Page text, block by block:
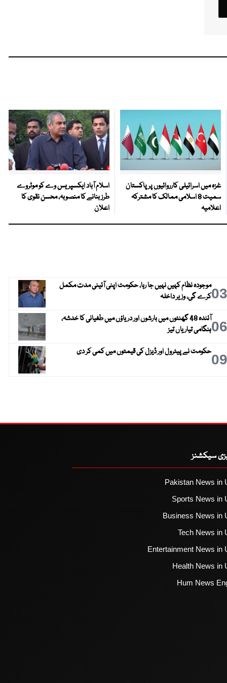
غزہ میں اسرائیلی کارروائیوں پر پاکستان
سمیت 8 اسلامی ممالک کا مشترکہ
اعلامیہ
اسلام آباد ایکسپریس وے کو موٹروے
طرز بنانے کا منصوبہ، محسن نقوی کا
اعلان
03موجودہ نظام کہیں نہیں جا رہا، حکومت اپنی آئینی مدت مکمل
کرے گی، وزیر داخلہ
06
آئندہ 48 گھنٹوں میں بارشوں اور دریاؤں میں طغیانی کا خدشہ،
ہنگامی تیاریاں تیز
09حکومت نے پیٹرول اور ڈیزل کی قیمتوں میں کمی کر دی
سیکشنز
Pakistan News in
Sports News in
Business News in
Tech News in
Entertainment News in
Health News in
Hum News